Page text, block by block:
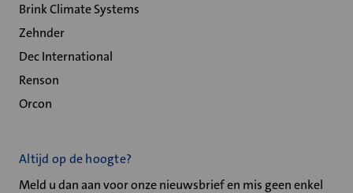
Brink Climate Systems
Zehnder
Dec International
Renson
Orcon
Altijd op de hoogte?
Meld u dan aan voor onze nieuwsbrief en mis geen enkel